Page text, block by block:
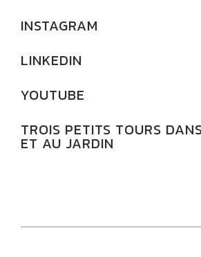
INSTAGRAM
LINKEDIN
YOUTUBE
TROIS PETITS TOURS
ET AU JARDIN